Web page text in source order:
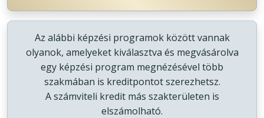
Az alábbi képzési programok között vannak
olyanok, amelyeket kiválasztva és megvásárolva
egy képzési program megnézésével több
szakmában is kreditpontot szerezhetsz.
A számviteli kredit más szakterületen is
elszámolható.